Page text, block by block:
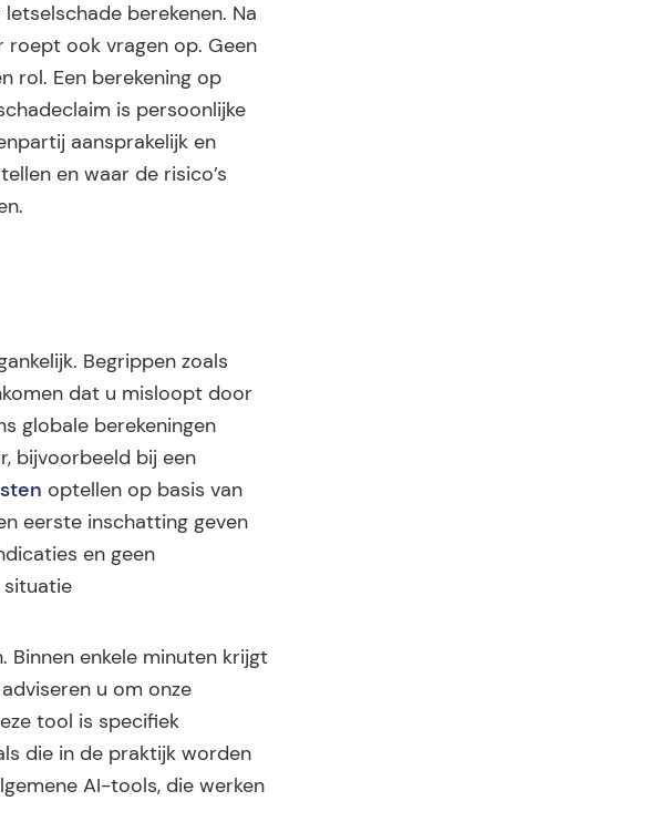
berekenen. Na
roept ook vragen op. Geen
rol. Een berekening op
is persoonlijke
aansprakelijk en
en waar de risico’s
Begrippen zoals
dat u misloopt door
globale berekeningen
bijvoorbeeld bij een
optellen op basis van
eerste inschatting geven
en geen
situatie
enkele minuten krijgt
u om onze
tool is specifiek
die in de praktijk worden
AI-tools, die werken